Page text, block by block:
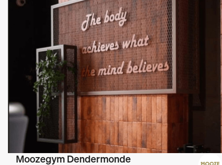
Moozegym Dendermonde